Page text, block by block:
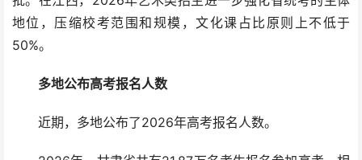
地位，压缩校考范围和规模，文化课占比原则上不低于
50%。
多地公布高考报名人数
近期，多地公布了2026年高考报名人数。